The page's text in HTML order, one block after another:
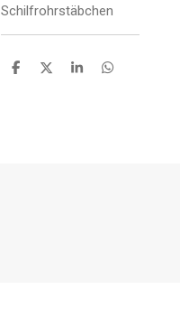
Schilfrohrstäbchen
T
T
T
T